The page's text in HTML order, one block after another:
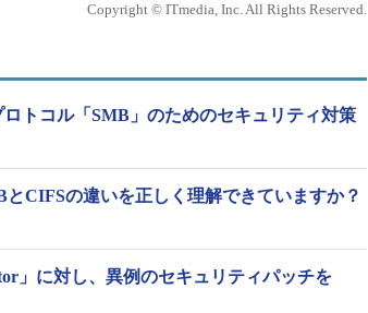
メージ（Windows Server 2008 R2 Service
ジョンがサポートしているSMBのバージョン
2.0／SMB 2.1／SMB 3.0
Copyright © ITmedia, Inc. All Rights Reserved.
トコル「SMB」のためのセキュリティ対策
CIFSの違いを正しく理解できていますか？
」に対し、異例のセキュリティパッチを